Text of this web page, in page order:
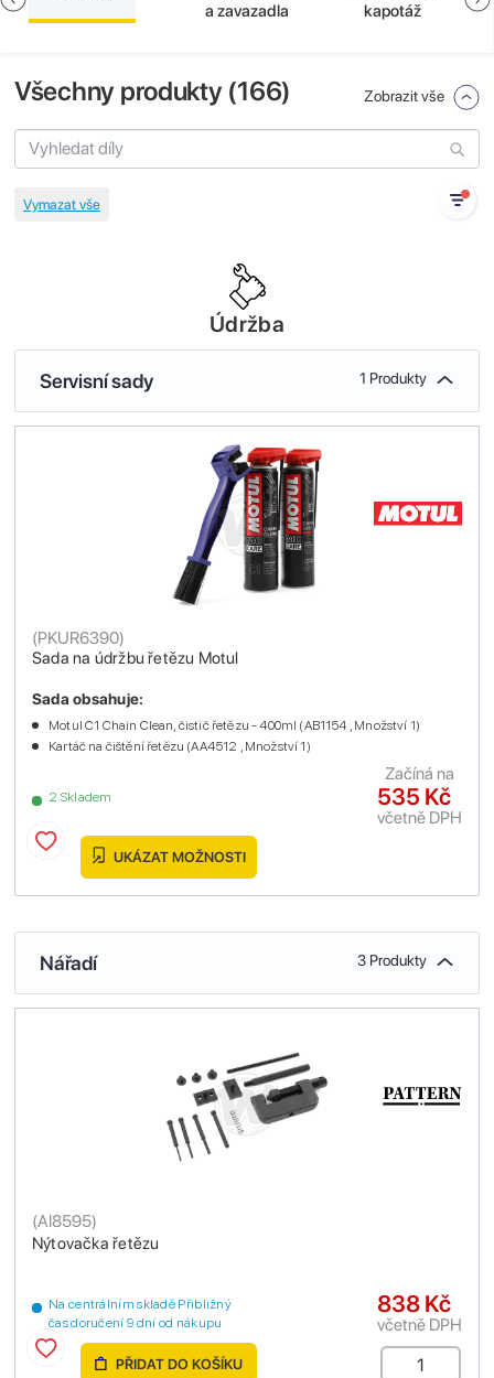
a zavazadla
kapotáž
Všechny produkty (166) Zobrazit vše
Údržba
Servisní sady 1 Produkty
Sada na údržbu řetězu Motul
(PKUR6390)
2 Skladem
Sada obsahuje:
Motul C1 Chain Clean, čistič řetězu - 400ml (AB1154 , Množství 1)
Kartáč na čištění řetězu (AA4512 , Množství 1)
535 Kč
včetně DPH
Začíná na
UKÁZAT MOŽNOSTI
Nářadí 3 Produkty
Nýtovačka řetězu
(AI8595)
Na centrálním skladě Přibližný
čas doručení 9 dní od nákupu
838 Kč
včetně DPH
PŘIDAT DO KOŠÍKU